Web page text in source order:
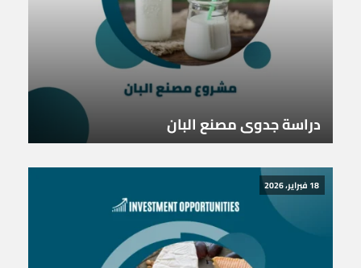
دراسة جدوى مصنع البان
18 فبراير، 2026